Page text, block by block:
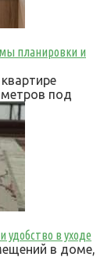
планировки и
метров под
удобство в уходе
в доме,